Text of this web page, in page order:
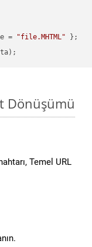
= "file.MHTML"
Dönüşümü
Temel URL